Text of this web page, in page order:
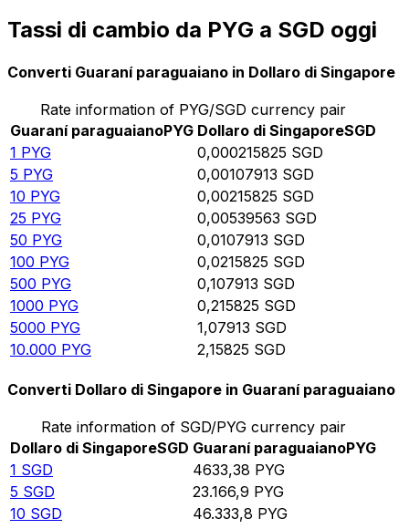
Tassi di cambio da PYG a SGD oggi
Converti Guaraní paraguaiano in Dollaro di Singapore
Rate information of PYG/SGD currency pair
Guaraní paraguaianoPYG Dollaro di SingaporeSGD
1 PYG 0,000215825 SGD
5 PYG 0,00107913 SGD
10 PYG 0,00215825 SGD
25 PYG 0,00539563 SGD
50 PYG 0,0107913 SGD
100 PYG 0,0215825 SGD
500 PYG 0,107913 SGD
1000 PYG 0,215825 SGD
5000 PYG 1,07913 SGD
10.000 PYG 2,15825 SGD
Converti Dollaro di Singapore in Guaraní paraguaiano
Rate information of SGD/PYG currency pair
Dollaro di SingaporeSGD Guaraní paraguaianoPYG
1 SGD 4633,38 PYG
5 SGD 23.166,9 PYG
10 SGD 46.333,8 PYG